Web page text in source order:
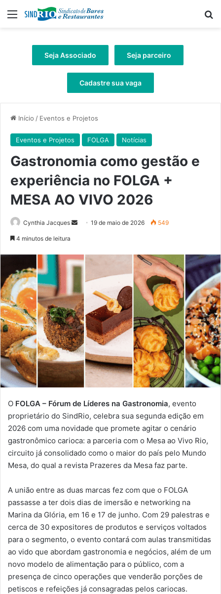
Menu
Seja Associado Seja parceiro
Cadastre sua vaga
Início / Eventos e Projetos
Eventos e Projetos FOLGA Notícias
Gastronomia como gestão e
experiência no FOLGA +
MESA AO VIVO 2026
Cynthia Jacques
Mande
mail
19 de maio de 2026 549
4 minutos de leitura
O FOLGA – Fórum de Líderes na Gastronomia, evento
proprietário do SindRio, celebra sua segunda edição em
2026 com uma novidade que promete agitar o cenário
gastronômico carioca: a parceria com o Mesa ao Vivo Rio,
circuito já consolidado como o maior do país pelo Mundo
Mesa, do qual a revista Prazeres da Mesa faz parte.
A união entre as duas marcas fez com que o FOLGA
passasse a ter dois dias de imersão e networking na
Marina da Glória, em 16 e 17 de junho. Com 29 palestras e
cerca de 30 expositores de produtos e serviços voltados
para o segmento, o evento contará com aulas transmitidas
ao vido que abordam gastronomia e negócios, além de um
novo modelo de alimentação para o público, com a
presença de cinco operações que venderão porções de
petiscos e refeições já consagradas pelos cariocas.